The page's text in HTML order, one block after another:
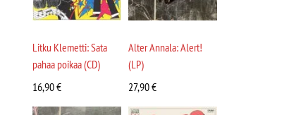
Litku Klemetti: Sata
pahaa poikaa (CD)
16,90€
Alter Annala: Alert!
(LP)
27,90€